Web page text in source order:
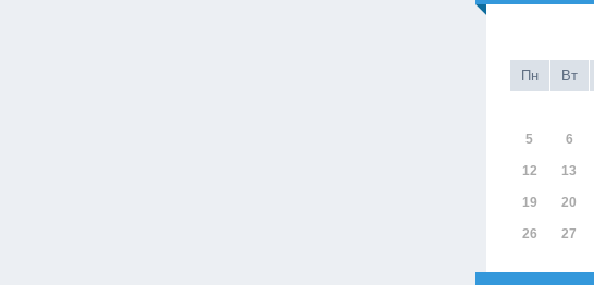
Пн
Вт
5 6
12 13
19 20
26 27